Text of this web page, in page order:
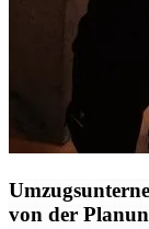
von der